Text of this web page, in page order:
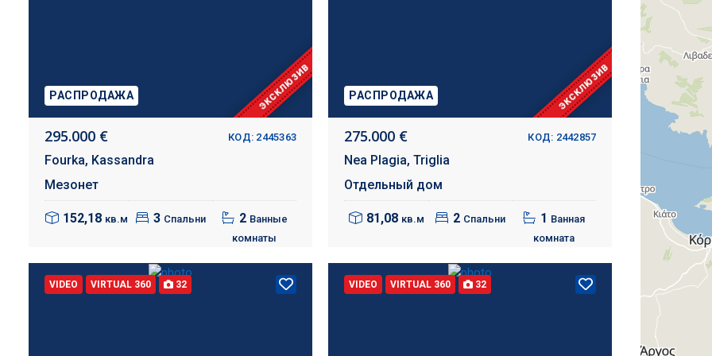
РАСПРОДАЖА ЭКСКЛЮЗИВ
295.000 € КОД: 2445363
Fourka, Kassandra
Мезонет
152,18 кв.м 3 Спальни 2 Ванные
комнаты
РАСПРОДАЖА ЭКСКЛЮЗИВ
275.000 € КОД: 2442857
Nea Plagia,Triglia
Отдельный дом
81,08 кв.м 2 Спальни 1 Ванная
комната
VIDEO VIRTUAL 360 32 VIDEO VIRTUAL 360 32